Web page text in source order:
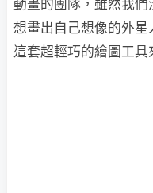
動畫的團隊，雖然我
想畫出自己想像的外
這套超輕巧的繪圖工具